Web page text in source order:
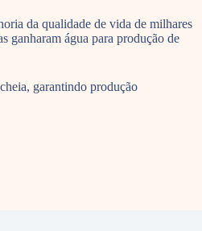
da qualidade de vida de milhares
ganharam água para produção de
garantindo produção